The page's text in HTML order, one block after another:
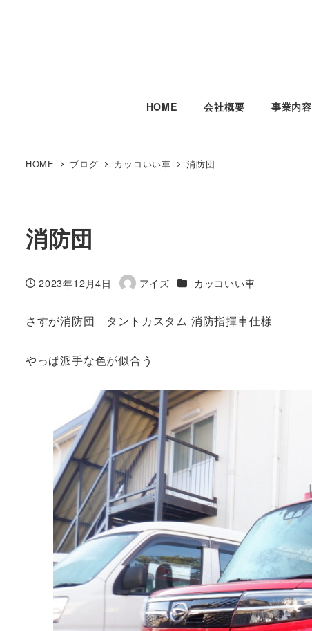
HOME 会社概要 事業内容
HOME ブログ カッコいい車 消防団
消防団
投稿日
2023年12月4日
著
アイズ カテゴリー
カッコいい車
さすが消防団 タントカスタム 消防指揮車仕様
やっぱ派手な色が似合う